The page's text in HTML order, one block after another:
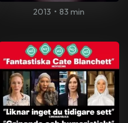
2013 • 83 min